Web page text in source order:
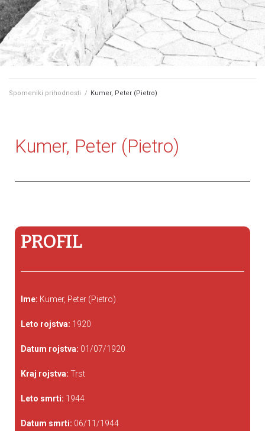
Spomeniki prihodnosti / Kumer, Peter (Pietro)
Kumer, Peter (Pietro)
PROFIL
Ime: Kumer, Peter (Pietro)
Leto rojstva: 1920
Datum rojstva: 01/07/1920
Kraj rojstva: Trst
Leto smrti: 1944
Datum smrti: 06/11/1944